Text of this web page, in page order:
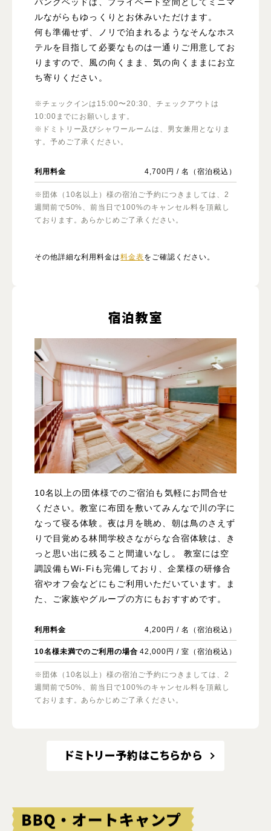
バンクベッドは、プライベート空間としてミニマ
ルながらもゆっくりとお休みいただけます。
何も準備せず、ノリで泊まれるようなそんなホス
テルを目指して必要なものは一通りご用意してお
りますので、風の向くまま、気の向くままにお立
ち寄りください。
※チェックインは15:00〜20:30、チェックアウトは
10:00までにお願いします。
※ドミトリー及びシャワールームは、男女兼用となりま
す。予めご了承ください。
利用料金 4,700円 / 名（宿泊税込）
※団体（10名以上）様の宿泊ご予約につきましては、2
週間前で50%、前当日で100%のキャンセル料を頂戴し
ております。あらかじめご了承ください。
その他詳細な利用料金は料金表をご確認ください。
宿泊教室
10名以上の団体様でのご宿泊も気軽にお問合せ
ください。教室に布団を敷いてみんなで川の字に
なって寝る体験。夜は月を眺め、朝は鳥のさえず
りで目覚める林間学校さながらな合宿体験は、き
っと思い出に残ること間違いなし。 教室には空
調設備もWi-Fiも完備しており、企業様の研修合
宿やオフ会などにもご利用いただいています。ま
た、ご家族やグループの方にもおすすめです。
利用料金 4,200円 / 名（宿泊税込）
10名様未満でのご利用の場合 42,000円 / 室（宿泊税込）
※団体（10名以上）様の宿泊ご予約につきましては、2
週間前で50%、前当日で100%のキャンセル料を頂戴し
ております。あらかじめご了承ください。
ドミトリー予約はこちらから